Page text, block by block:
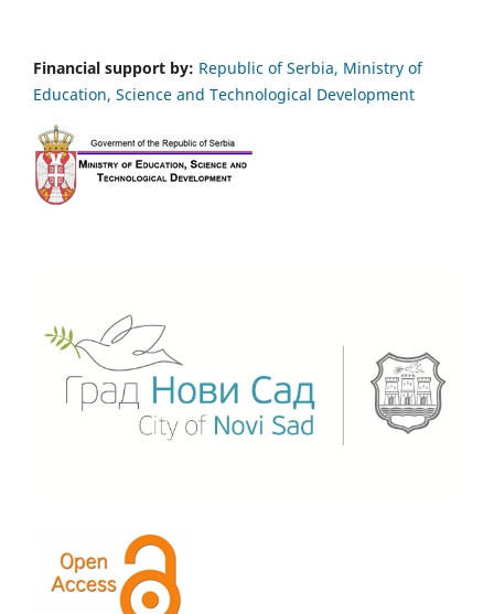
Financial support by: Republic of Serbia, Ministry of
Education, Science and Technological Development